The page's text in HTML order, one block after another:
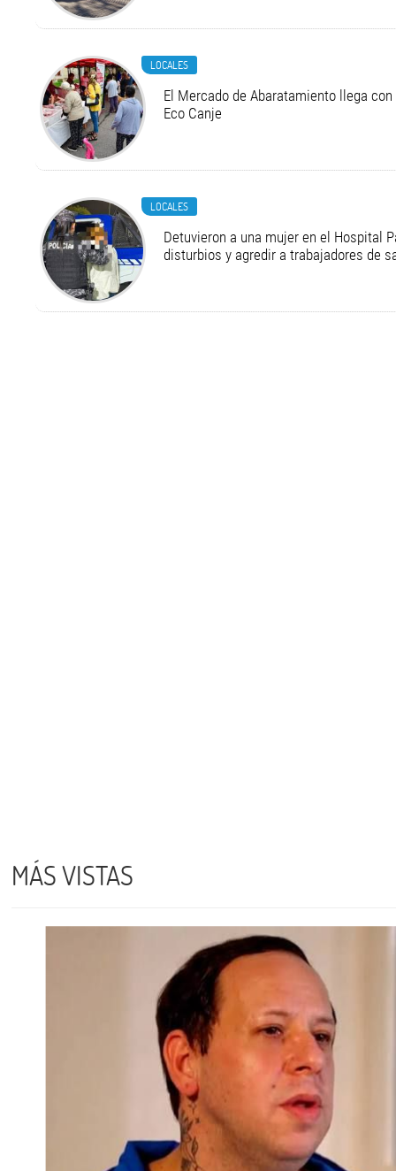
LOCALES
El Mercado de Abaratamiento llega
Eco Canje
LOCALES
Detuvieron a una mujer en el Hospital
disturbios y agredir a trabajadores de
MÁS VISTAS